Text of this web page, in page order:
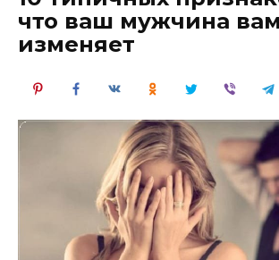
что ваш мужчина вам
изменяет